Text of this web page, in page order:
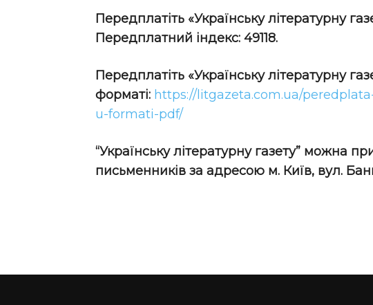
Передплатіть «Українську літературну
Передплатний індекс: 49118.
Передплатіть «Українську літературну
форматі: https://litgazeta.com.ua/
u-formati-pdf/
“Українську літературну газету” можна
письменників за адресою м. Київ, вул.